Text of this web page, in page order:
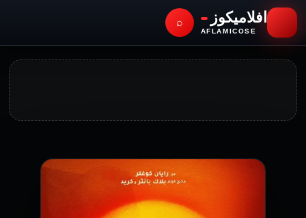
افلاميكوز
AFLAMICOSE
⌕